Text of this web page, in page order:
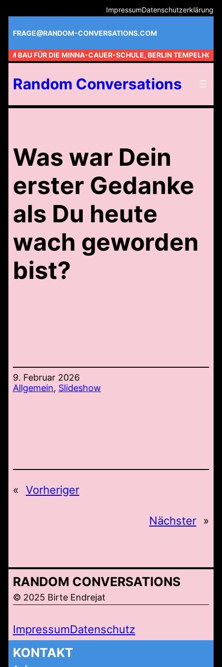
Inhalt
springen
ImpressumDatenschutzerklärung
FRAGE@RANDOM-CONVERSATIONS.COM
AM BAU FÜR DIE MINNA-CAUER-SCHULE, BERLIN TEMPELHOF //
Random Conversations
Was war Dein
erster Gedanke
als Du heute
wach geworden
bist?
9. Februar 2026
Allgemein, Slideshow
« Vorheriger
Nächster »
RANDOM CONVERSATIONS
© 2025 Birte Endrejat
ImpressumDatenschutz
KONTAKT